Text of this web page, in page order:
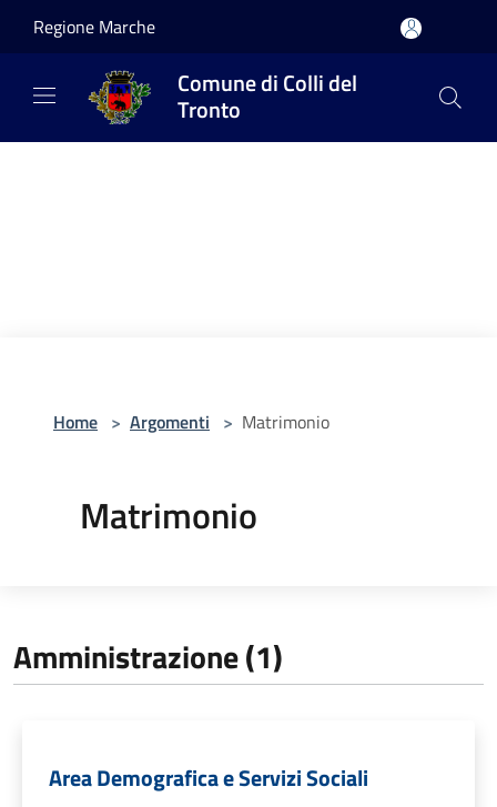
Regione Marche
Comune di Colli del
Tronto
Home > Argomenti > Matrimonio
Matrimonio
Amministrazione (1)
Area Demografica e Servizi Sociali